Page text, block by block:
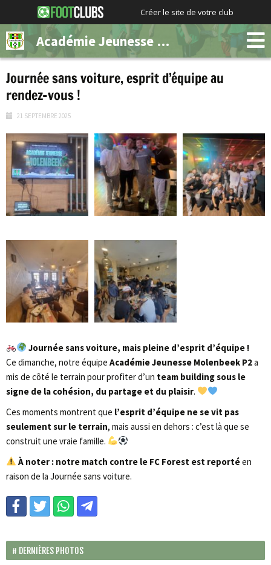
Créer le site de votre club
Académie Jeunesse Molenbeek
Journée sans voiture, esprit d’équipe au
rendez-vous !
21 SEPTEMBRE 2025
Journée sans voiture, mais pleine d’esprit d’équipe !
Ce dimanche, notre équipe Académie Jeunesse Molenbeek P2a
mis de côté le terrain pour profiter d’un team building sous le
signe de la cohésion, du partage et du plaisir.
Ces moments montrent que l’esprit d’équipe ne se vit pas
seulement sur le terrain, mais aussi en dehors : c’est là que se
construit une vraie famille.
À noter : notre match contre le FC Forest est reportéen
raison de la Journée sans voiture.
DERNIÈRES PHOTOS